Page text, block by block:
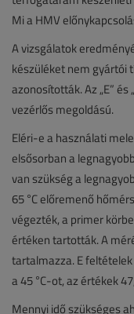
Mi a HMV
A vizsgálatok
készüléket nem gyártói
azonosították. Az „E”
vezérlős megoldású.
Eléri-e a használati
elsősorban a
van szükség a
65 °C előremenő
végezték, a primer
értéken tartották. A
tartalmazza. E
a 45 °C-ot, az értékek
Mennyi idő szükséges